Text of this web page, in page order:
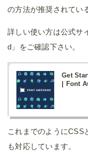
の方法が推奨されてい
詳しい使い方は公式サ
d」をご確認下さい。
Get
| Font
これまでのようにCSS
も対応しています。